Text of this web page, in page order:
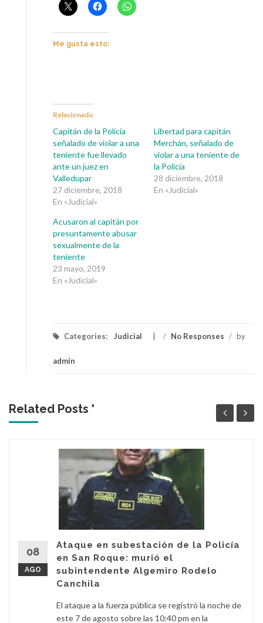
Me gusta esto:
Relacionado
Capitán de la Policía
señalado de violar a una
teniente fue llevado
ante un juez en
Valledupar
27 diciembre, 2018
En «Judicial»
Libertad para capitán
Merchán, señalado de
violar a una teniente de
la Policía
28 diciembre, 2018
En «Judicial»
Acusaron al capitán por
presuntamente abusar
sexualmente de la
teniente
23 mayo, 2019
En «Judicial»
Categories: Judicial / No Responses / by
admin
Related Posts '
08
AGO
Ataque en subestación de la Policía
en San Roque: murió el
subintendente Algemiro Rodelo
Canchila
El ataque a la fuerza pública se registró la noche de
este 7 de agosto sobre las 10:40 pm en la